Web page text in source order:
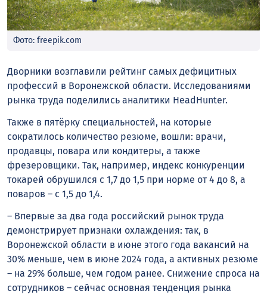
Фото: freepik.com
Дворники возглавили рейтинг самых дефицитных
профессий в Воронежской области. Исследованиями
рынка труда поделились аналитики HeadHunter.
Также в пятёрку специальностей, на которые
сократилось количество резюме, вошли: врачи,
продавцы, повара или кондитеры, а также
фрезеровщики. Так, например, индекс конкуренции
токарей обрушился с 1,7 до 1,5 при норме от 4 до 8, а
поваров – с 1,5 до 1,4.
– Впервые за два года российский рынок труда
демонстрирует признаки охлаждения: так, в
Воронежской области в июне этого года вакансий на
30% меньше, чем в июне 2024 года, а активных резюме
– на 29% больше, чем годом ранее. Снижение спроса на
сотрудников – сейчас основная тенденция рынка